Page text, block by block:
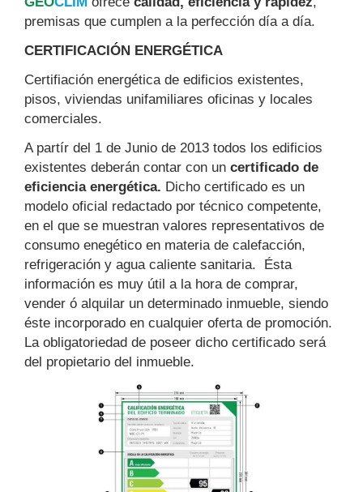
premisas que cumplen a la perfección día a día.
CERTIFICACIÓN ENERGÉTICA
Certifiación energética de edificios existentes,
pisos, viviendas unifamiliares oficinas y locales
comerciales.
A partír del 1 de Junio de 2013 todos los edificios
existentes deberán contar con un certificado de
eficiencia energética. Dicho certificado es un
modelo oficial redactado por técnico competente,
en el que se muestran valores representativos de
consumo enegético en materia de calefacción,
refrigeración y agua caliente sanitaria. Ésta
información es muy útil a la hora de comprar,
vender ó alquilar un determinado inmueble, siendo
éste incorporado en cualquier oferta de promoción.
La obligatoriedad de poseer dicho certificado será
del propietario del inmueble.